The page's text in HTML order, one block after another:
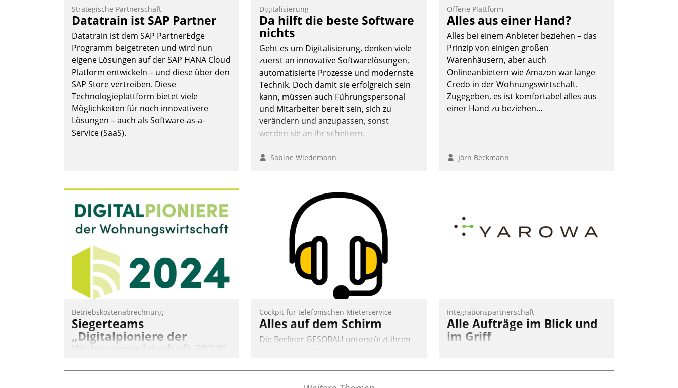
seit Jahresbeginn eine Überblick, Einsicht
und Eingriff bietende Lösung. Zur
Entwicklung setzte man auf
Cloudtechnologie, bewährte und Startup-
Partner sowie erstmals agile
Projektmethoden.
Nadja Hußmann
Allein mit der Einführung einer neuen
Software ist es nicht getan. Die
Digitalisierung erfordert von
Unternehmen die Bereitschaft, sich zu
überprüfen, zu hinterfragen und zu
verändern.
Strategische Partnerschaft
Datatrain ist SAP Partner
Datatrain ist dem SAP PartnerEdge
Programm beigetreten und wird nun
eigene Lösungen auf der SAP HANA Cloud
Platform entwickeln – und diese über den
SAP Store vertreiben. Diese
Technologieplattform bietet viele
Möglichkeiten für noch innovativere
Lösungen – auch als Software-as-a-
Service (SaaS).
Digitalisierung
Da hilft die beste Software
nichts
Geht es um Digitalisierung, denken viele
zuerst an innovative Softwarelösungen,
automatisierte Prozesse und modernste
Technik. Doch damit sie erfolgreich sein
kann, müssen auch Führungspersonal
und Mitarbeiter bereit sein, sich zu
verändern und anzupassen, sonst
werden sie an ihr scheitern.
Sabine Wiedemann
Offene Plattform
Alles aus einer Hand?
Alles bei einem Anbieter beziehen – das
Prinzip von einigen großen
Warenhäusern, aber auch
Onlineanbietern wie Amazon war lange
Credo in der Wohnungswirtschaft.
Zugegeben, es ist komfortabel alles aus
einer Hand zu beziehen...
Jörn Beckmann
Betriebskostenabrechnung
Siegerteams
„Digitalpioniere der
Wohnungswirtschaft 2024“
Cockpit für telefonischen Mieterservice
Alles auf dem Schirm
Die Berliner GESOBAU unterstützt ihren
Integrationspartnerschaft
Alle Aufträge im Blick und
im Griff